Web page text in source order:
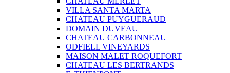
VILLA SANTA MARTA
CHATEAU PUYGUERAUD
DOMAIN DUVEAU
CHATEAU CARBONNEAU
ODFIELL VINEYARDS
MAISON MALET ROQUEFORT
CHATEAU LES BERTRANDS